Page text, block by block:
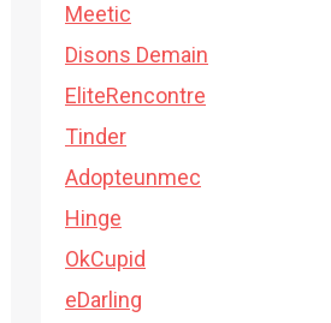
Meetic
Disons Demain
EliteRencontre
Tinder
Adopteunmec
Hinge
OkCupid
eDarling